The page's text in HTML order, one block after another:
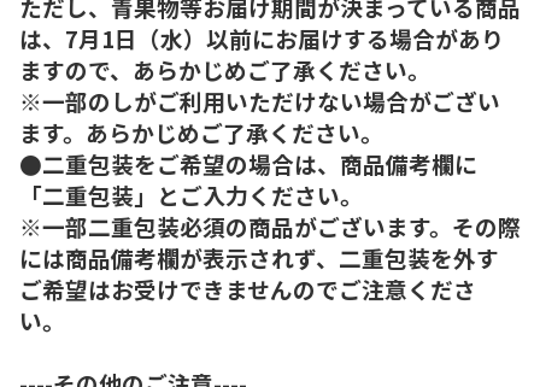
は、7月1日（水）以前にお届けする場合があり
ますので、あらかじめご了承ください。
※一部のしがご利用いただけない場合がござい
ます。あらかじめご了承ください。
●二重包装をご希望の場合は、商品備考欄に
「二重包装」とご入力ください。
※一部二重包装必須の商品がございます。その際
には商品備考欄が表示されず、二重包装を外す
ご希望はお受けできませんのでご注意くださ
い。